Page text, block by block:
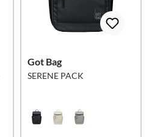
Got Bag
SERENE PACK